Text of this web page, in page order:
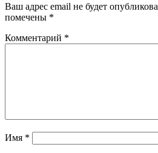
Ваш адрес email не будет
помечены *
Комментарий *
Имя *